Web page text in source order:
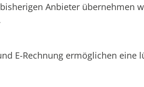
Anbieter übernehmen
E-Rechnung ermöglichen